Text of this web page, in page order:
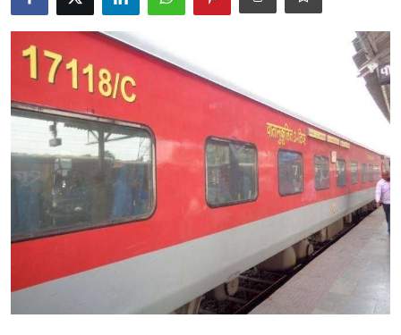
वीडियो
क्राइम
स्पोर्ट्स
मनोरंजन